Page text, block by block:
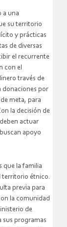
a una
su territorio
y prácticas
de diversas
el recurrente
con el
través de
donaciones por
meta, para
la decisión de
actuar
apoyo
que la familia
territorio étnico.
previa para
la comunidad
de
sus programas